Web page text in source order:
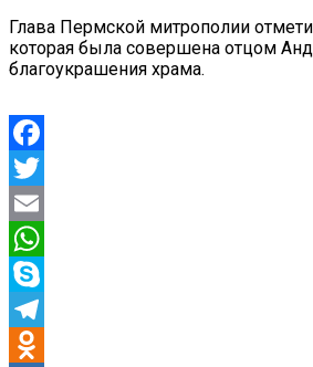
Глава Пермской митрополии
которая была совершена отцом
благоукрашения храма.
Facebook
Twitter
Email
WhatsApp
Skype
Telegram